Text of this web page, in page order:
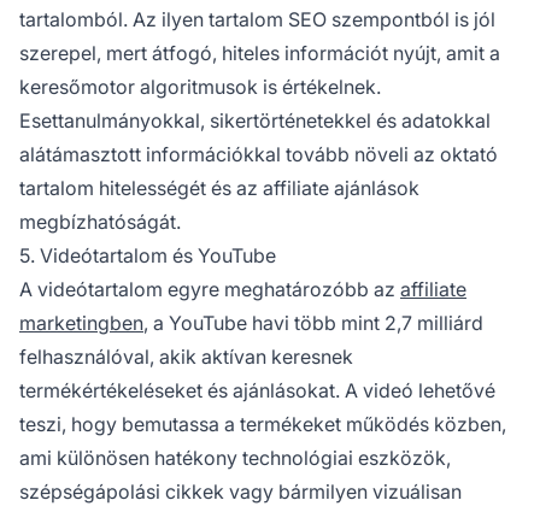
tartalomból. Az ilyen tartalom SEO szempontból is jól
szerepel, mert átfogó, hiteles információt nyújt, amit a
keresőmotor algoritmusok is értékelnek.
Esettanulmányokkal, sikertörténetekkel és adatokkal
alátámasztott információkkal tovább növeli az oktató
tartalom hitelességét és az affiliate ajánlások
megbízhatóságát.
5. Videótartalom és YouTube
A videótartalom egyre meghatározóbb az affiliate
marketingben, a YouTube havi több mint 2,7 milliárd
felhasználóval, akik aktívan keresnek
termékértékeléseket és ajánlásokat. A videó lehetővé
teszi, hogy bemutassa a termékeket működés közben,
ami különösen hatékony technológiai eszközök,
szépségápolási cikkek vagy bármilyen vizuálisan